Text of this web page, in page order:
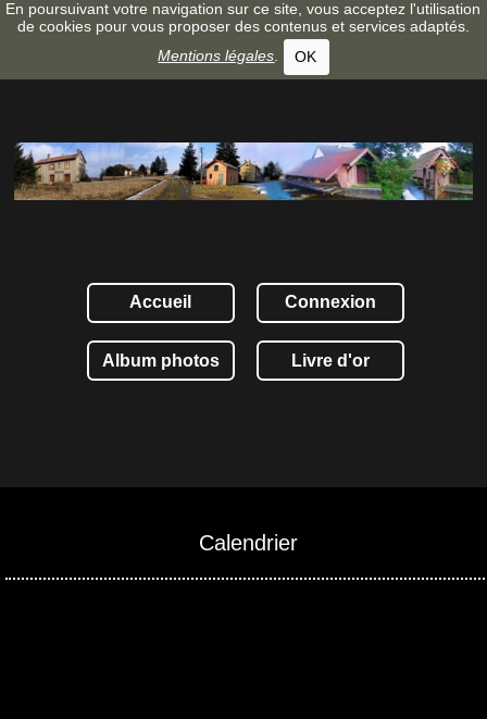
En poursuivant votre navigation sur ce site, vous acceptez l'utilisation
de cookies pour vous proposer des contenus et services adaptés.
Mentions légales. OK
Accueil Connexion
Album photos Livre d'or
Calendrier